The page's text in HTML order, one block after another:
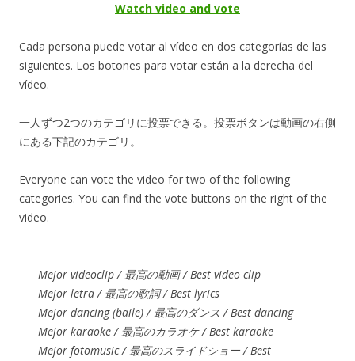
Watch video and vote
Cada persona puede votar al vídeo en dos categorías de las
siguientes. Los botones para votar están a la derecha del
vídeo.
一人ずつ2つのカテゴリに投票できる。投票ボタンは動画の右側
にある下記のカテゴリ。
Everyone can vote the video for two of the following
categories. You can find the vote buttons on the right of the
video.
Mejor videoclip / 最高の動画 / Best video clip
Mejor letra / 最高の歌詞 / Best lyrics
Mejor dancing (baile) / 最高のダンス / Best dancing
Mejor karaoke / 最高のカラオケ / Best karaoke
Mejor fotomusic / 最高のスライドショー / Best